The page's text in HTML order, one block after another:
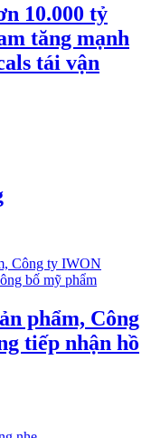
10.000 tỷ
tăng mạnh
tái vận
phẩm, Công
tiếp nhận hồ